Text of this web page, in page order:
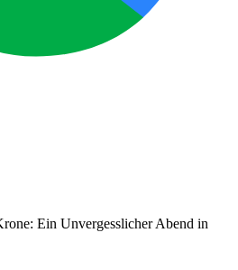
Ein Unvergesslicher Abend in